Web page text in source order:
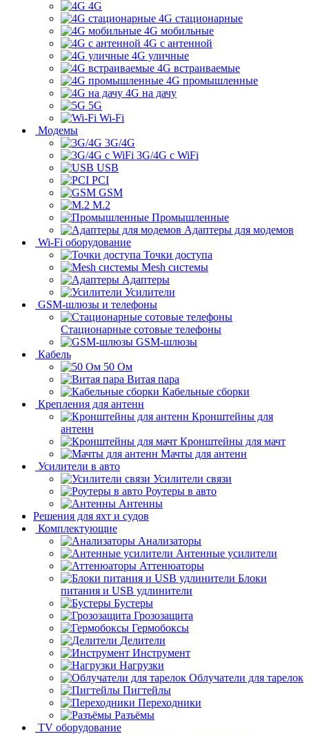
4G
4G стационарные
4G мобильные
4G с антенной
4G уличные
4G встраиваемые
4G промышленные
4G на дачу
5G
Wi-Fi
Модемы
3G/4G
3G/4G с WiFi
USB
PCI
GSM
M.2
Промышленные
Адаптеры для модемов
Wi-Fi оборудование
Точки доступа
Mesh системы
Адаптеры
Усилители
GSM-шлюзы и телефоны
Стационарные сотовые телефоны
GSM-шлюзы
Кабель
50 Ом
Витая пара
Кабельные сборки
Крепления для антенн
Кронштейны для
антенн
Кронштейны для мачт
Мачты для антенн
Усилители в авто
Усилители связи
Роутеры в авто
Антенны
Решения для яхт и судов
Комплектующие
Анализаторы
Антенные усилители
Аттенюаторы
Блоки
питания и USB удлинители
Бустеры
Грозозащита
Гермобоксы
Делители
Инструмент
Нагрузки
Облучатели для тарелок
Пигтейлы
Переходники
Разъёмы
TV оборудование